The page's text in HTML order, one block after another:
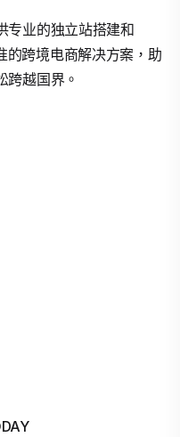
专业的独立站搭建和
跨境电商解决方案，助
跨越国界。